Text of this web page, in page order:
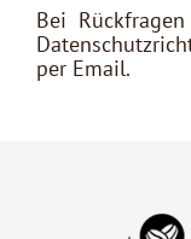
Bei
per Email.